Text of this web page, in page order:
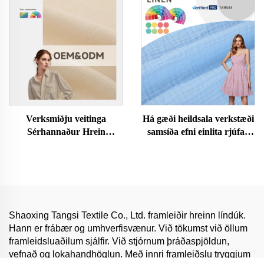
lína klæði
Verksmiðju veitinga
Sérhannaður Hrein
Há gæði heildsala verkstæði
samsíða efni einlita rjúfað
Shaoxing Tangsi Textile Co., Ltd. framleiðir hreinn líndúk.
Hann er frábær og umhverfisvænur. Við tökumst við öllum
framleidsluaðilum sjálfir. Við stjórnum þráðaspjöldun,
vefnað og lokahandhöglun. Með innri framleiðslu tryggjum